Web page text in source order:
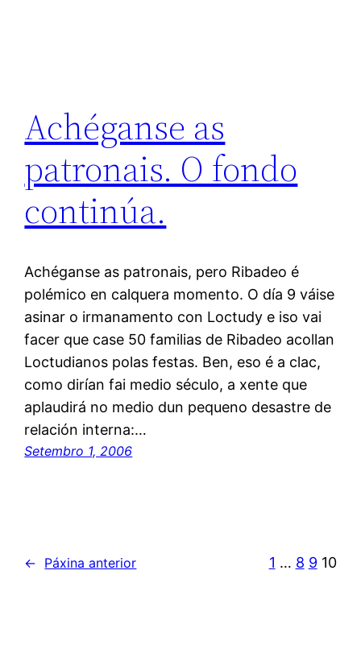
Achéganse as
patronais. O fondo
continúa.
Achéganse as patronais, pero Ribadeo é
polémico en calquera momento. O día 9 váise
asinar o irmanamento con Loctudy e iso vai
facer que case 50 familias de Ribadeo acollan
Loctudianos polas festas. Ben, eso é a clac,
como dirían fai medio século, a xente que
aplaudirá no medio dun pequeno desastre de
relación interna:…
Setembro 1, 2006
← Páxina anterior 1 … 8 9 10